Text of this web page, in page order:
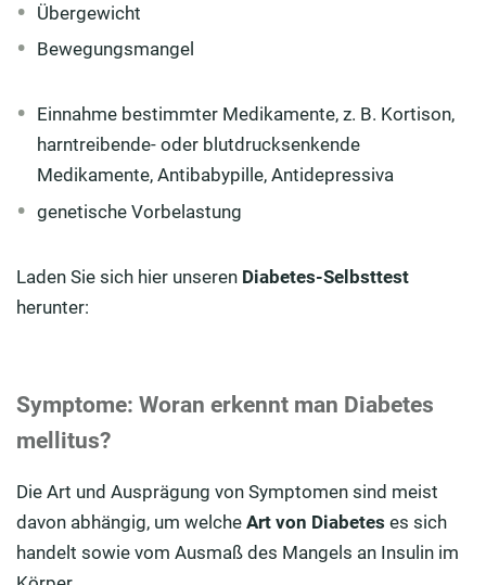
Übergewicht
Bewegungsmangel
Einnahme bestimmter Medikamente, z. B. Kortison,
harntreibende- oder blutdrucksenkende
Medikamente, Antibabypille, Antidepressiva
genetische Vorbelastung
Laden Sie sich hier unseren Diabetes-Selbsttest
herunter:
Symptome: Woran erkennt man Diabetes
mellitus?
Die Art und Ausprägung von Symptomen sind meist
davon abhängig, um welche Art von Diabetes es sich
handelt sowie vom Ausmaß des Mangels an Insulin im